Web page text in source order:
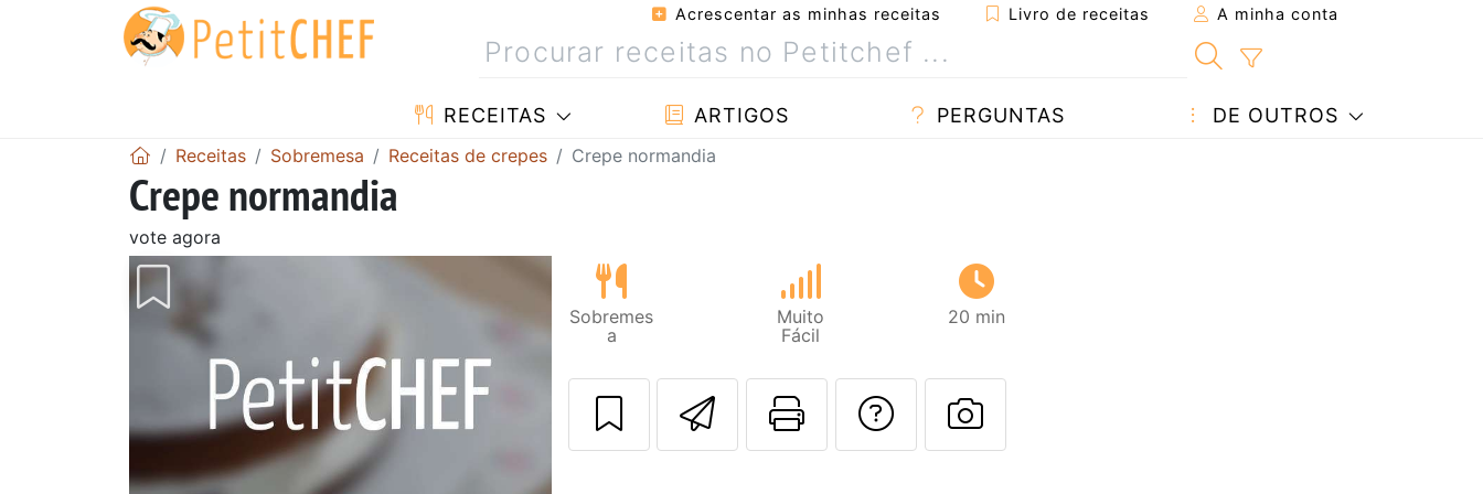
Acrescentar as minhas receitas Livro de receitas A minha conta
RECEITAS ARTIGOS PERGUNTAS DE OUTROS
Receitas Sobremesa Receitas de crepes Crepe normandia
Crepe normandia
vote agora
Sobremes
a
Muito
Fácil
20 min
Enviar esta receita a um amigo
Imprima esta página
Falar com o autor da receita
Fez esta receita? Compartilhe